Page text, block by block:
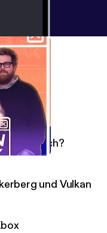
auf
eigentlich?
und Vulkan